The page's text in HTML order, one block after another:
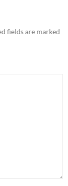
fields are marked